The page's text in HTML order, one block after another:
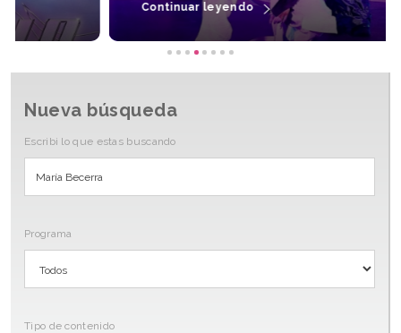
Continuar leyendo
Nueva búsqueda
Escribi lo que estas buscando
Programa
Tipo de contenido